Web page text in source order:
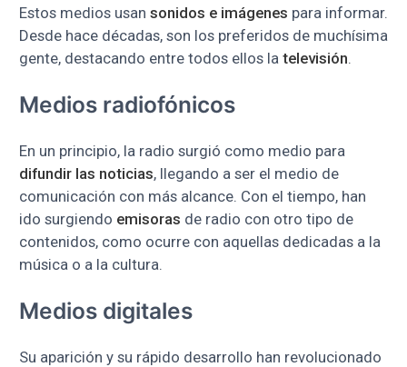
Estos medios usan sonidos e imágenes para informar.
Desde hace décadas, son los preferidos de muchísima
gente, destacando entre todos ellos la televisión.
Medios radiofónicos
En un principio, la radio surgió como medio para
difundir las noticias, llegando a ser el medio de
comunicación con más alcance. Con el tiempo, han
ido surgiendo emisoras de radio con otro tipo de
contenidos, como ocurre con aquellas dedicadas a la
música o a la cultura.
Medios digitales
Su aparición y su rápido desarrollo han revolucionado